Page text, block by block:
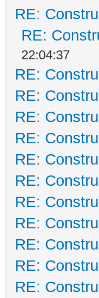
RE:
RE:
22:04:37
RE:
RE:
RE:
RE:
RE:
RE:
RE:
RE:
RE:
RE:
RE: